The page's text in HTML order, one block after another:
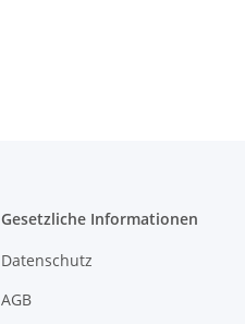
Gesetzliche Informationen
Datenschutz
AGB